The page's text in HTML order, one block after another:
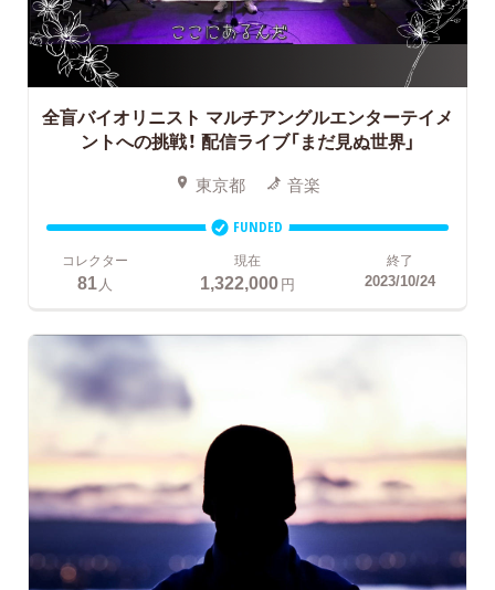
全盲バイオリニスト マルチアングルエンターテイメ
ントへの挑戦！ 配信ライブ「まだ見ぬ世界」
東京都 音楽
FUNDED
コレクター
81 人
現在
1,322,000円
終了
2023/10/24